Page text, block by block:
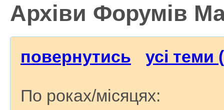
Архіви Форумів
повернутись усі теми
По роках/місяцях: